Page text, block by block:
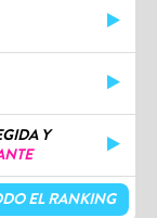
Y
EL RANKING